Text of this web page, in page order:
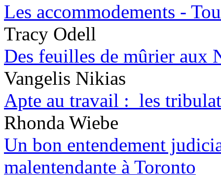
Les accommodements -
Tracy Odell
Des feuilles de mûrier aux
Vangelis Nikias
Apte au travail : les
Rhonda Wiebe
Un bon entendement
malentendante à Toronto